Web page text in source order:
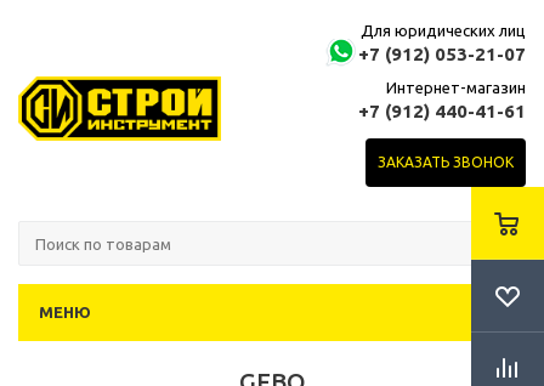
Для юридических лиц
+7 (912) 053-21-07
Интернет-магазин
+7 (912) 440-41-61
ЗАКАЗАТЬ ЗВОНОК
МЕНЮ